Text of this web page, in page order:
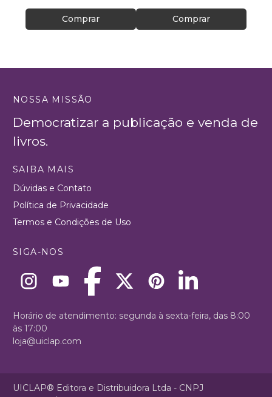
Comprar Comprar
NOSSA MISSÃO
Democratizar a publicação e venda de
livros.
SAIBA MAIS
Dúvidas e Contato
Política de Privacidade
Termos e Condições de Uso
SIGA-NOS
Horário de atendimento: segunda à sexta-feira, das 8:00
às 17:00
loja@uiclap.com
UICLAP® Editora e Distribuidora Ltda - CNPJ